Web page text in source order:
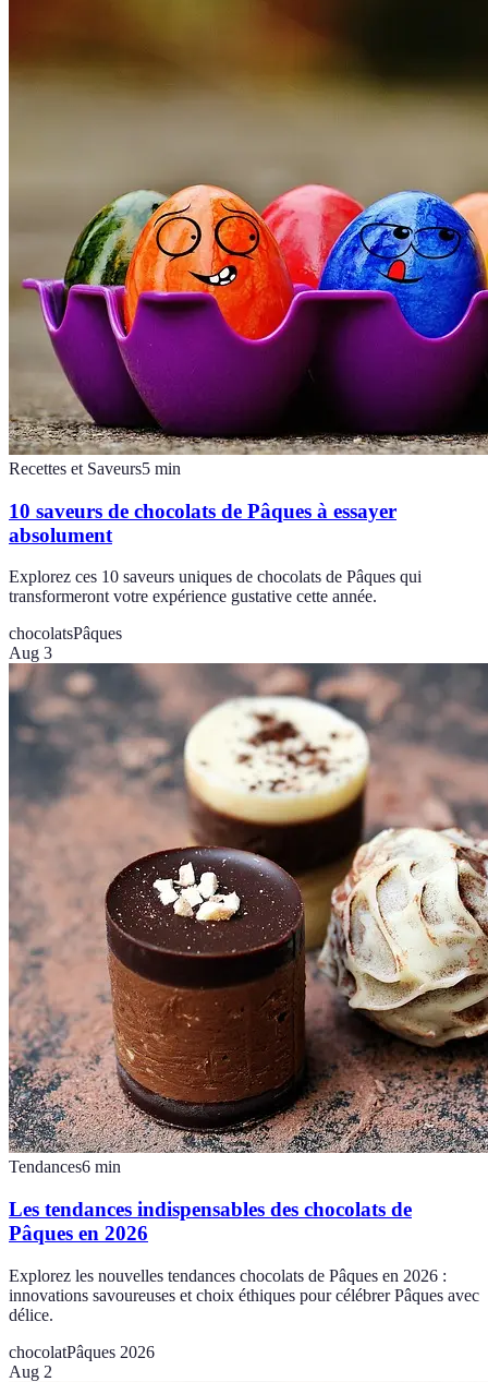
Recettes et Saveurs5 min
10 saveurs de chocolats de Pâques à essayer
absolument
Explorez ces 10 saveurs uniques de chocolats de Pâques qui
transformeront votre expérience gustative cette année.
chocolatsPâques
Aug 3
Tendances6 min
Les tendances indispensables des chocolats de
Pâques en 2026
Explorez les nouvelles tendances chocolats de Pâques en 2026 :
innovations savoureuses et choix éthiques pour célébrer Pâques avec
délice.
chocolatPâques 2026
Aug 2